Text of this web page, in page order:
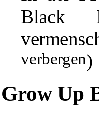
Black
verbergen)
Grow Up